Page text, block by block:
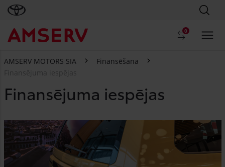
0
AMSERV MOTORS SIA
Finansēšana
Finansējuma iespējas
Finansējuma iespējas